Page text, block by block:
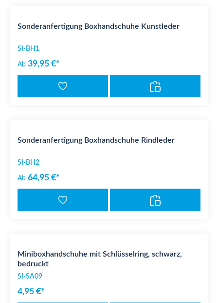
Sonderanfertigung Boxhandschuhe Kunstleder
SI-BH1
Ab 39,95 €*
Sonderanfertigung Boxhandschuhe Rindleder
SI-BH2
Ab 64,95 €*
Miniboxhandschuhe mit Schlüsselring, schwarz,
bedruckt
SI-SA09
4,95 €*